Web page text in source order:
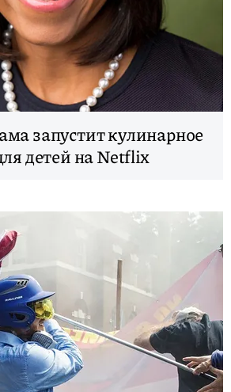
запустит кулинарное
детей на Netflix